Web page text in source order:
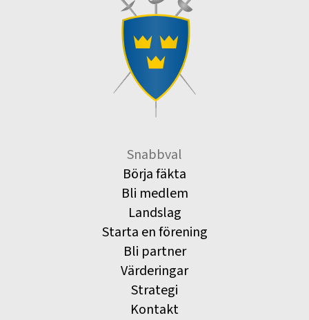
Snabbval
Börja fäkta
Bli medlem
Landslag
Starta en förening
Bli partner
Värderingar
Strategi
Kontakt